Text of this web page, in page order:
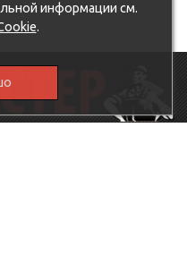
информации см.
.